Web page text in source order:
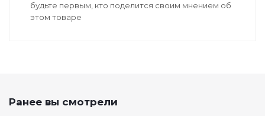
будьте первым, кто поделится своим мнением об
этом товаре
Ранее вы смотрели